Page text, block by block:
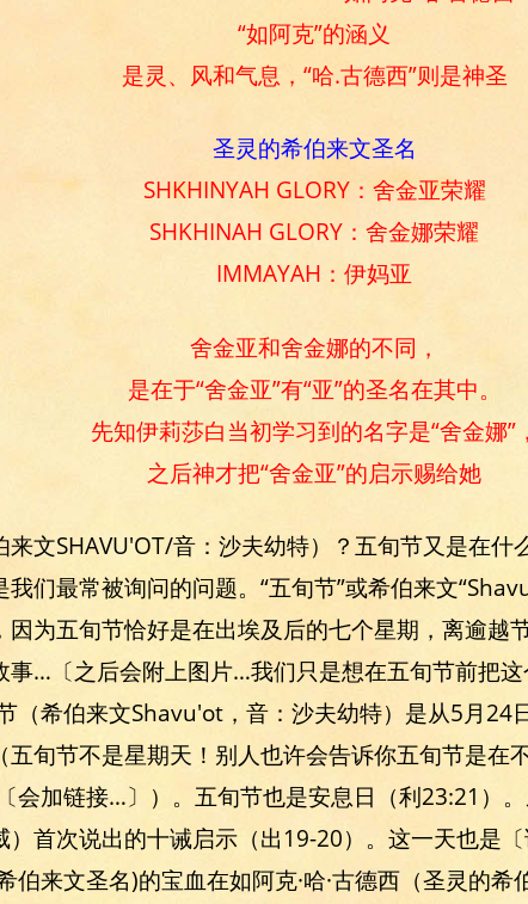
“如阿克”的涵义
是灵、风和气息，“哈.古德西”则是神圣
圣灵的希伯来文圣名
SHKHINYAH GLORY：舍金亚荣耀
SHKHINAH GLORY：舍金娜荣耀
IMMAYAH：伊妈亚
舍金亚和舍金娜的不同，
是在于“舍金亚”有“亚”的圣名在其中。
先知伊莉莎白当初学习到的名字是“舍金娜”，
之后神才把“舍金亚”的启示赐给她
来文SHAVU'OT/音：沙夫幼特）？五旬节又是在什
们最常被询问的问题。“五旬节”或希伯来文
因为五旬节恰好是在出埃及后的七个星期，离逾越
事…〔之后会附上图片…我们只是想在五旬节前把
（希伯来文Shavu'ot，音：沙夫幼特）是从5月24
五旬节不是星期天！别人也许会告诉你五旬节是在
会加链接…〕）。五旬节也是安息日（利23:21）
）首次说出的十诫启示（出19-20）。这一天也是
伯来文圣名)的宝血在如阿克·哈·古德西（圣灵的